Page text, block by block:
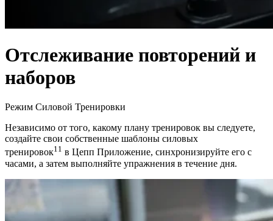
Отслеживание повторений и
наборов
Режим Силовой Тренировки
Независимо от того, какому плану тренировок вы следуете,
создайте свои собственные шаблоны силовых
тренировок11 в Цепп Приложение, синхронизируйте его с
часами, а затем выполняйте упражнения в течение дня.